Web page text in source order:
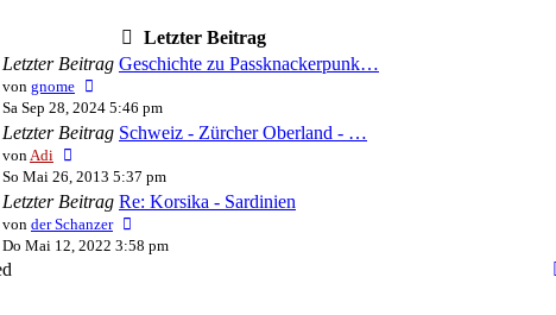
Letzter Beitrag
Letzter Beitrag Geschichte zu Passknackerpunk…
von gnome
Beitrag
Sa Sep 28, 2024 5:46 pm
Letzter Beitrag Schweiz - Zürcher Oberland - …
von Adi
Beitrag
So Mai 26, 2013 5:37 pm
Letzter Beitrag Re: Korsika - Sardinien
von der Schanzer
Beitrag
Do Mai 12, 2022 3:58 pm